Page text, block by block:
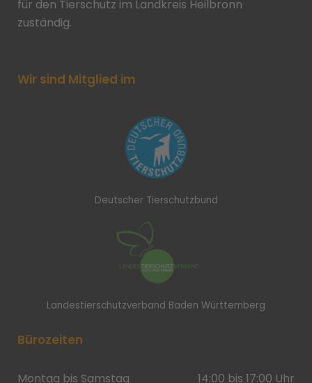
für den Tierschutz im Landkreis Heilbronn
zuständig.
Wir sind Mitglied im
Deutscher Tierschutzbund
Landestierschutzverband Baden Württemberg
Bürozeiten
Montag bis Samstag
14:00 bis 17:00 Uhr